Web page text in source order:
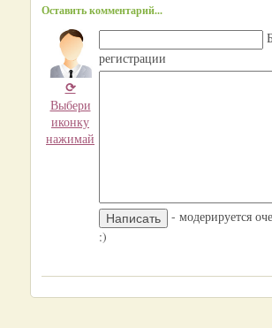
Оставить комментарий...
⟳
Выбери
иконку
нажимай
регистрации
- модерируется
:)